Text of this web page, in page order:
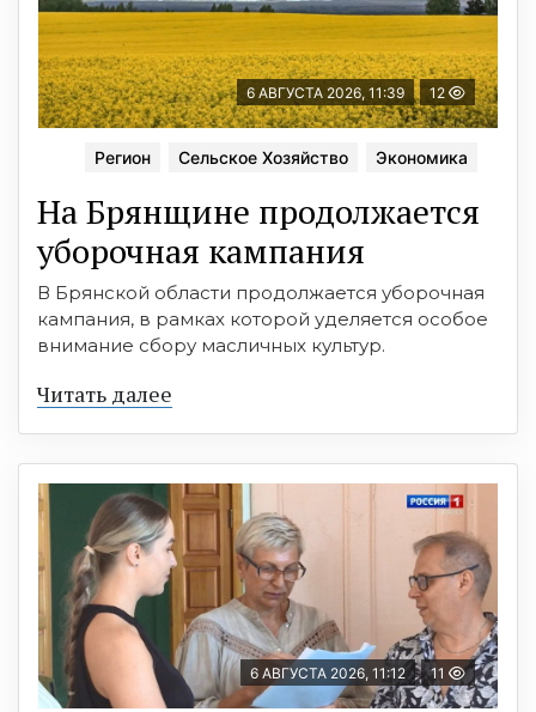
6 АВГУСТА 2026, 11:39 12
Регион Сельское Хозяйство Экономика
На Брянщине продолжается
уборочная кампания
В Брянской области продолжается уборочная
кампания, в рамках которой уделяется особое
внимание сбору масличных культур.
Читать далее
6 АВГУСТА 2026, 11:12 11